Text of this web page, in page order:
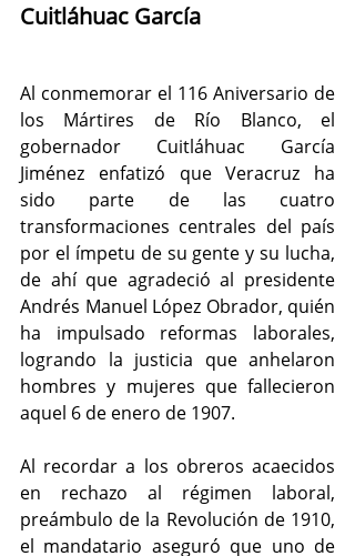
Cuitláhuac García
Al conmemorar el 116 Aniversario de
los Mártires de Río Blanco, el
gobernador Cuitláhuac García
Jiménez enfatizó que Veracruz ha
sido parte de las cuatro
transformaciones centrales del país
por el ímpetu de su gente y su lucha,
de ahí que agradeció al presidente
Andrés Manuel López Obrador, quién
ha impulsado reformas laborales,
logrando la justicia que anhelaron
hombres y mujeres que fallecieron
aquel 6 de enero de 1907.
Al recordar a los obreros acaecidos
en rechazo al régimen laboral,
preámbulo de la Revolución de 1910,
el mandatario aseguró que uno de